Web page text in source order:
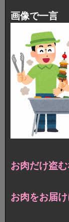
画像で一言
お肉だけ盗
お肉をお届